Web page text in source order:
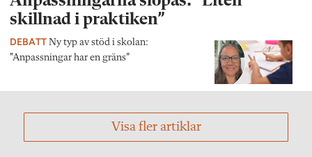
skillnad i praktiken”
DEBATT Ny typ av stöd i skolan:
"Anpassningar har en gräns”
Visa fler artiklar